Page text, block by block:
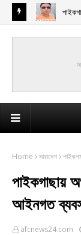
Home সারাদেশ
পাইকগাছায়
আইনগত
afcnews24.com